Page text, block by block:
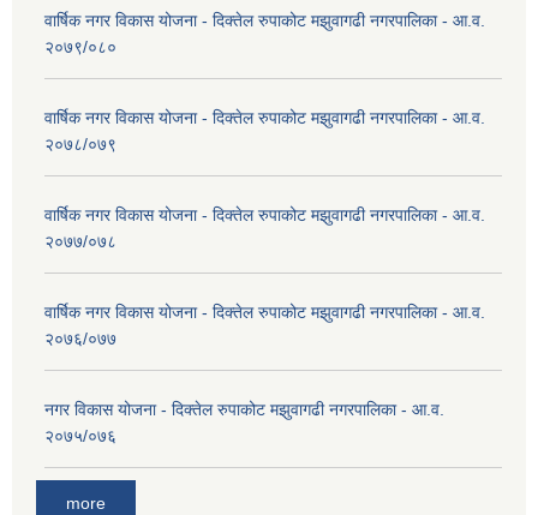
वार्षिक नगर विकास योजना - दिक्तेल रुपाकोट मझुवागढी नगरपालिका - आ.व.
२०७९/०८०
वार्षिक नगर विकास योजना - दिक्तेल रुपाकोट मझुवागढी नगरपालिका - आ.व.
२०७८/०७९
वार्षिक नगर विकास योजना - दिक्तेल रुपाकोट मझुवागढी नगरपालिका - आ.व.
२०७७/०७८
वार्षिक नगर विकास योजना - दिक्तेल रुपाकोट मझुवागढी नगरपालिका - आ.व.
२०७६/०७७
नगर विकास योजना - दिक्तेल रुपाकोट मझुवागढी नगरपालिका - आ.व.
२०७५/०७६
more